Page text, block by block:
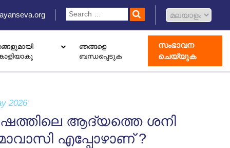
ഞങ്ങളെ
ബന്ധപ്പെടുക
സംഭാവന
ചെയ്യുക
2026
ആദ്യത്തെ ശനി
എപ്പോഴാണ് ?